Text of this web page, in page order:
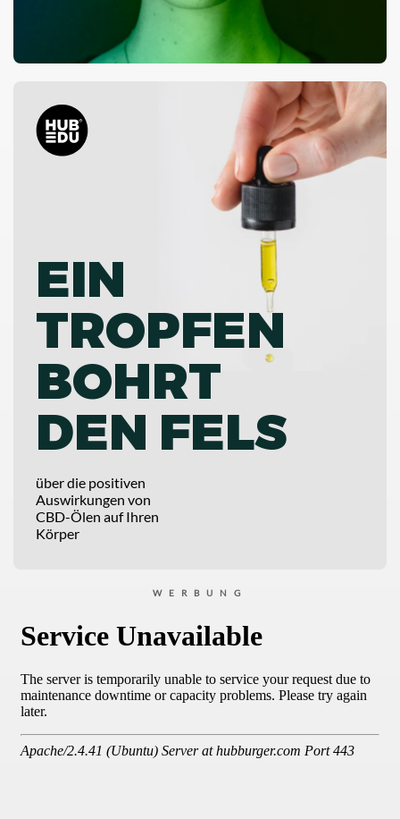
LESEN SIE DAS GANZE
EIN
TROPFEN
BOHRT
DEN FELS
über die positiven
Auswirkungen von
CBD-Ölen auf Ihren
Körper
WERBUNG